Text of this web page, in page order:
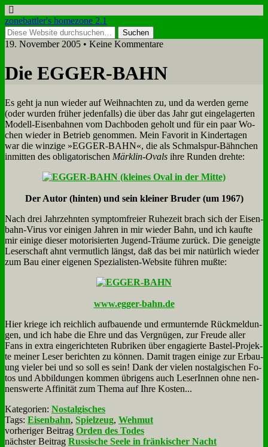
zonebattler's homezone 2.1
19. November 2005 • Keine Kommentare
Die EGGER-BAHN
Es geht ja nun wie­der auf Weih­nach­ten zu, und da wer­den ger­ne
(oder wur­den frü­her je­den­falls) die über das Jahr gut ein­ge­la­ger­ten
Mo­dell-Ei­sen­bah­nen vom Dach­bo­den ge­holt und für ein paar Wo­
chen wie­der in Be­trieb ge­nom­men. Mein Fa­vo­rit in Kin­der­ta­gen
war die win­zi­ge »EGGER-BAHN«, die als Schmal­spur-Bähn­chen
in­mit­ten des ob­li­ga­to­ri­schen Märk­lin-Ovals ih­re Run­den dreh­te:
Der Au­tor (hin­ten) und sein klei­ner Bru­der (um 1967)
Nach drei Jahr­zehn­ten sym­ptom­frei­er Ru­he­zeit brach sich der Ei­sen­
bahn-Vi­rus vor ei­ni­gen Jah­ren in mir wie­der Bahn, und ich kauf­te
mir ei­ni­ge die­ser mo­to­ri­sier­ten Ju­gend-Träu­me zu­rück. Die ge­neig­te
Le­ser­schaft ahnt ver­mut­lich längst, daß das bei mir na­tür­lich wie­der
zum Bau ei­ner ei­ge­nen Spe­zia­li­sten-Web­site füh­ren muß­te:
www.egger-bahn.de
Hier krie­ge ich reich­lich auf­bau­en­de und er­mun­tern­de Rück­mel­dun­
gen, und ich ha­be die Eh­re und das Ver­gnü­gen, zur Freu­de al­ler
Fans in ex­tra ein­ge­rich­te­ten Ru­bri­ken über en­ga­gier­te Ba­stel-Pro­jek­
te mei­ner Le­ser be­rich­ten zu kön­nen. Da­mit tra­gen ei­ni­ge zur Er­bau­
ung vie­ler bei und so soll es sein! Dank der vie­len nost­al­gi­schen Fo­
tos und Ab­bil­dun­gen kom­men üb­ri­gens auch Le­se­rIn­nen oh­ne nen­
nens­wer­te Af­fi­ni­tät zum The­ma auf Ih­re Ko­sten...
Kategorien: Nostalgisches
Tags: Eisenbahn, Spielzeug, Wehmut
vorheriger Beitrag Orden des Todes
nächster Beitrag Russische Seele in fränkischer Nacht